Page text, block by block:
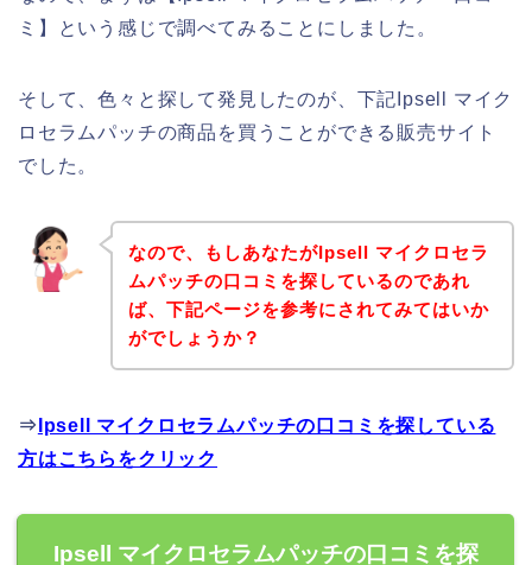
ミ】という感じで調べてみることにしました。
そして、色々と探して発見したのが、下記Ipsell マイク
ロセラムパッチの商品を買うことができる販売サイト
でした。
なので、もしあなたがIpsell マイクロセラ
ムパッチの口コミを探しているのであれ
ば、下記ページを参考にされてみてはいか
がでしょうか？
⇒ Ipsell マイクロセラムパッチの口コミを探している
方はこちらをクリック
Ipsell マイクロセラムパッチの口コミを探